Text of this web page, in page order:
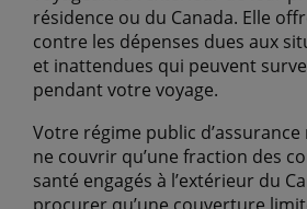
résidence ou du Canada. Elle
contre les dépenses dues aux
et inattendues qui peuvent
pendant votre voyage.
Votre régime public
ne couvrir qu’une fraction des
santé engagés à l’extérieur du